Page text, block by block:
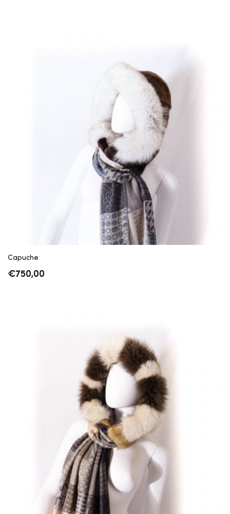
Capuche
€750,00